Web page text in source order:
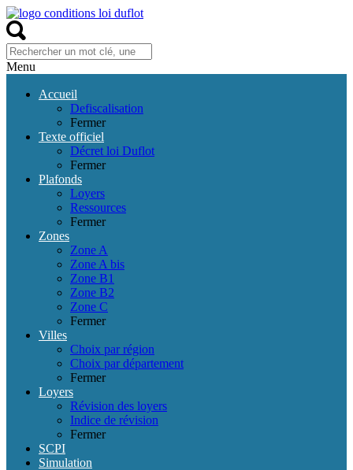
Menu
Accueil
Defiscalisation
Fermer
Texte officiel
Décret loi Duflot
Fermer
Plafonds
Loyers
Ressources
Fermer
Zones
Zone A
Zone A bis
Zone B1
Zone B2
Zone C
Fermer
Villes
Choix par région
Choix par département
Fermer
Loyers
Révision des loyers
Indice de révision
Fermer
SCPI
Simulation